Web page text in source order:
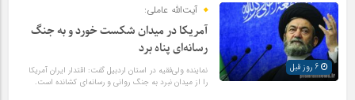
آیت‌الله عاملی:
آمریکا در میدان شکست خورد و به جنگ
رسانه‌ای پناه برد
نماینده ولی‌فقیه در استان اردبیل گفت: اقتدار ایران آمریکا
را از میدان نبرد به جنگ روانی و رسانه‌ای کشانده است.